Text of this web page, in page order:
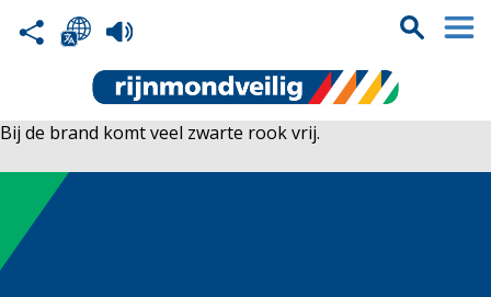
Bij de brand komt veel zwarte rook vrij.